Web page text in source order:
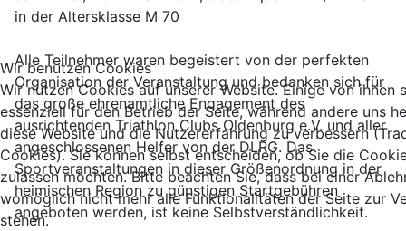
in der Altersklasse M 70
Alle Teilnehmer waren begeistert von der perfekten
Organisation der Veranstaltung und bedanken sich für
das große ehrenamtliche Engagement des
ausrichtenden Triathlon Clubs Oldenburg e.V. und aller
angeschlossenen Helfer von der DLRG. Das
Sportveranstaltungen in dieser Größenordnung in der
heimischen Region zu günstigen Startgebühren
angeboten werden, ist keine Selbstverständlichkeit.
Wir benutzen Cookies
Wir nutzen Cookies auf unserer Website. Einige von ihnen
essenziell für den Betrieb der Seite, während andere uns
diese Website und die Nutzererfahrung zu verbessern
Cookies). Sie können selbst entscheiden, ob Sie die
zulassen möchten. Bitte beachten Sie, dass bei einer
womöglich nicht mehr alle Funktionalitäten der Seite zur
stehen.